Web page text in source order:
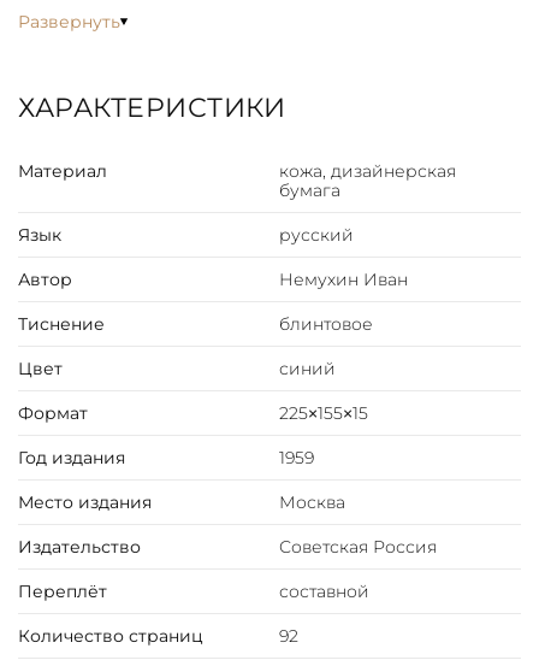
Олимпийских играх 1924-1952 годов.
Олимпийские игры - символ мира и дружбы
Лыжня с Олимпа кончается в Кортина д’Ампеццо
"Королева" на лыжне
Реванш финских гонщиц
Триумф советских гонщиков
На склонах горы Тофан
На трассах Тони Зайлер
Начало! И конец...
Сражения продолжаются
Прицел на Скво Вэлли
Приложения
Развернуть
ХАРАКТЕРИСТИКИ
Материал
кожа, дизайнерская
бумага
Язык русский
Автор Немухин Иван
Тиснение блинтовое
Цвет синий
Формат 225×155×15
Год издания 1959
Место издания Москва
Издательство Советская Россия
Переплёт составной
Количество страниц 92